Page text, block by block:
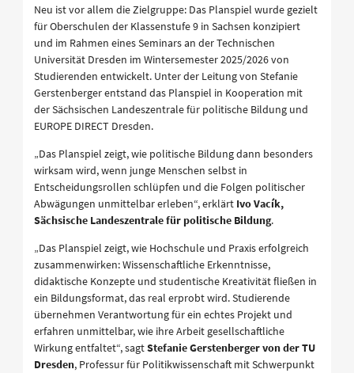
Neu ist vor allem die Zielgruppe: Das Planspiel wurde gezielt
für Oberschulen der Klassenstufe 9 in Sachsen konzipiert
und im Rahmen eines Seminars an der Technischen
Universität Dresden im Wintersemester 2025/2026 von
Studierenden entwickelt. Unter der Leitung von Stefanie
Gerstenberger entstand das Planspiel in Kooperation mit
der Sächsischen Landeszentrale für politische Bildung und
EUROPE DIRECT Dresden.
„Das Planspiel zeigt, wie politische Bildung dann besonders
wirksam wird, wenn junge Menschen selbst in
Entscheidungsrollen schlüpfen und die Folgen politischer
Abwägungen unmittelbar erleben“, erklärt Ivo Vacík,
Sächsische Landeszentrale für politische Bildung.
„Das Planspiel zeigt, wie Hochschule und Praxis erfolgreich
zusammenwirken: Wissenschaftliche Erkenntnisse,
didaktische Konzepte und studentische Kreativität fließen in
ein Bildungsformat, das real erprobt wird. Studierende
übernehmen Verantwortung für ein echtes Projekt und
erfahren unmittelbar, wie ihre Arbeit gesellschaftliche
Wirkung entfaltet“, sagtStefanie Gerstenberger von der TU
Dresden, Professur für Politikwissenschaft mit Schwerpunkt